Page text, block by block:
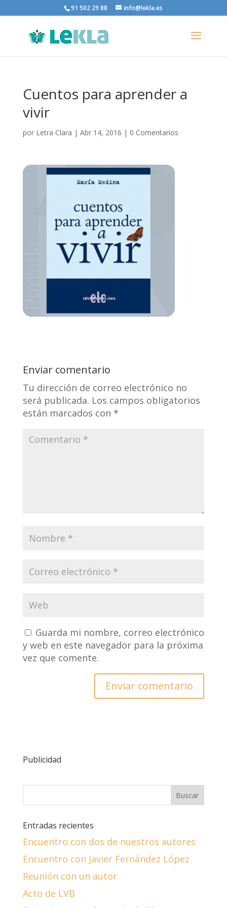
91 502 29 88 info@lekla.es
Cuentos para aprender a
vivir
por Letra Clara | Abr 14, 2016 | 0 Comentarios
Enviar comentario
Tu dirección de correo electrónico no
será publicada. Los campos obligatorios
están marcados con *
Guarda mi nombre, correo electrónico
y web en este navegador para la próxima
vez que comente.
Publicidad
Entradas recientes
Encuentro con dos de nuestros autores
Encuentro con Javier Fernández López
Reunión con un autor
Acto de LVB